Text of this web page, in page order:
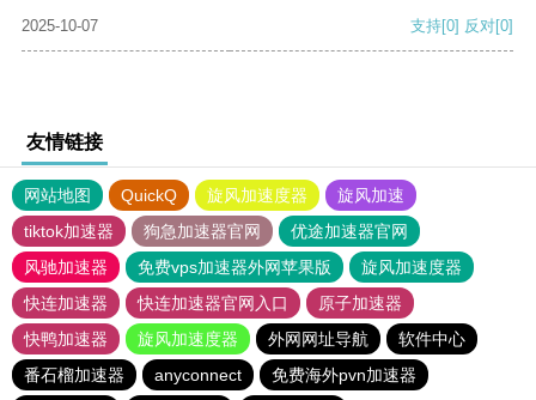
2025-10-07 支持[0] 反对[0]
友情链接
网站地图 QuickQ 旋风加速度器
旋风加速
tiktok加速器
狗急加速器官网
优途加速器官网
风驰加速器
免费vps加速器外网苹果版
旋风加速度器
快连加速器
快连加速器官网入口
原子加速器
快鸭加速器
旋风加速度器 外网网址导航
软件中心
番石榴加速器
anyconnect
免费海外pvn加速器